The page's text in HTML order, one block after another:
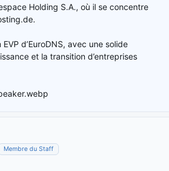
Holding S.A., où il se concentre
d’EuroDNS, avec une solide
et la transition d’entreprises
Membre du Staff